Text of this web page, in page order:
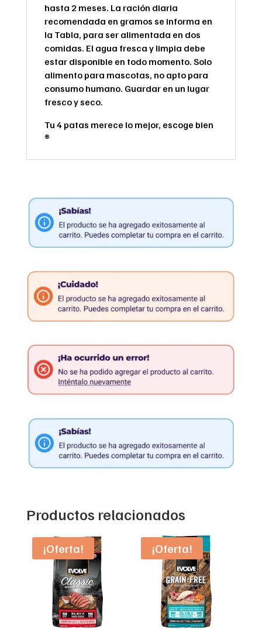
hasta 2 meses. La ración diaria
recomendada en gramos se informa en
la Tabla, para ser alimentada en dos
comidas. El agua fresca y limpia debe
estar disponible en todo momento. Solo
alimento para mascotas, no apto para
consumo humano. Guardar en un lugar
fresco y seco.
Tu 4 patas merece lo mejor, escoge bien
®
Productos relacionados
¡Oferta! ¡Oferta!